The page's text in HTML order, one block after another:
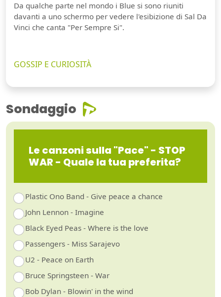
Da qualche parte nel mondo i Blue si sono riuniti
davanti a uno schermo per vedere l'esibizione di Sal Da
Vinci che canta "Per Sempre Si".
GOSSIP E CURIOSITÀ
Sondaggio
Le canzoni sulla "Pace" - STOP
WAR - Quale la tua preferita?
Plastic Ono Band - Give peace a chance
John Lennon - Imagine
Black Eyed Peas - Where is the love
Passengers - Miss Sarajevo
U2 - Peace on Earth
Bruce Springsteen - War
Bob Dylan - Blowin' in the wind